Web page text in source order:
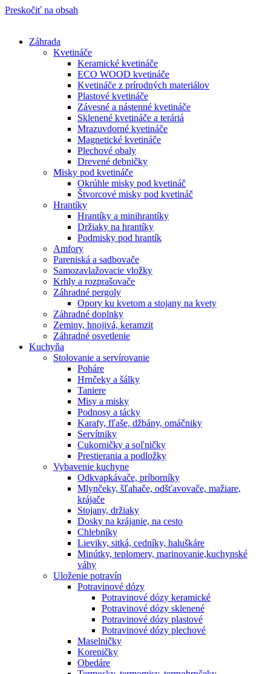
Preskočiť na obsah
Záhrada
Kvetináče
Keramické kvetináče
ECO WOOD kvetináče
Kvetináče z prírodných materiálov
Plastové kvetináče
Závesné a nástenné kvetináče
Sklenené kvetináče a teráriá
Mrazuvdorné kvetináče
Magnetické kvetináče
Plechové obaly
Drevené debničky
Misky pod kvetináče
Okrúhle misky pod kvetináč
Štvorcové misky pod kvetináč
Hrantíky
Hrantíky a minihrantíky
Držiaky na hrantíky
Podmisky pod hrantík
Amfory
Pareniská a sadbovače
Samozavlažovacie vložky
Krhly a rozprašovače
Záhradné pergoly
Opory ku kvetom a stojany na kvety
Záhradné doplnky
Zeminy, hnojivá, keramzit
Záhradné osvetlenie
Kuchyňa
Stolovanie a servírovanie
Poháre
Hrnčeky a šálky
Taniere
Misy a misky
Podnosy a tácky
Karafy, fľaše, džbány, omáčniky
Servítniky
Cukorničky a soľničky
Prestierania a podložky
Vybavenie kuchyne
Odkvapkávače, príborníky
Mlynčeky, šľahače, odšťavovače, mažiare,
krájače
Stojany, držiaky
Dosky na krájanie, na cesto
Chlebníky
Lieviky, sitká, cedníky, haluškáre
Minútky, teplomery, marinovanie,kuchynské
váhy
Uloženie potravín
Potravinové dózy
Potravinové dózy keramické
Potravinové dózy sklenené
Potravinové dózy plastové
Potravinové dózy plechové
Maselničky
Koreničky
Obedáre